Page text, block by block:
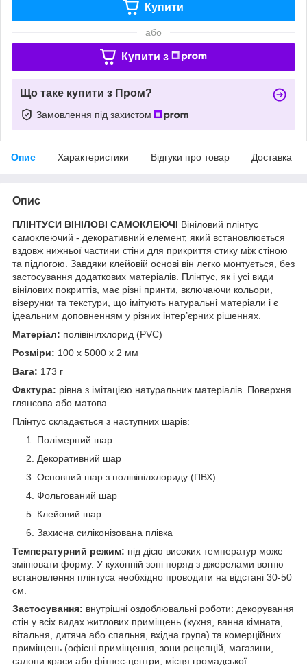
Купити
або
Купити з
Що таке купити з Пром?
Замовлення під захистом
Опис Характеристики Відгуки про товар Доставка
Опис
ПЛІНТУСИ ВІНІЛОВІ САМОКЛЕЮЧІ Вініловий плінтус
самоклеючий - декоративний елемент, який встановлюється
вздовж нижньої частини стіни для прикриття стику між стіною
та підлогою. Завдяки клейовій основі він легко монтується, без
застосування додаткових матеріалів. Плінтус, як і усі види
вінілових покриттів, має різні принти, включаючи кольори,
візерунки та текстури, що імітують натуральні матеріали і є
ідеальним доповненням у різних інтер’єрних рішеннях.
Матеріал: полівінілхлорид (PVC)
Розміри: 100 х 5000 х 2 мм
Вага: 173 г
Фактура: рівна з імітацією натуральних матеріалів. Поверхня
глянсова або матова.
Плінтус складається з наступних шарів:
Полімерний шар
Декоративний шар
Основний шар з полівінілхлориду (ПВХ)
Фольгований шар
Клейовий шар
Захисна силіконізована плівка
Температурний режим: під дією високих температур може
змінювати форму. У кухонній зоні поряд з джерелами вогню
встановлення плінтуса необхідно проводити на відстані 30-50
см.
Застосування: внутрішні оздоблювальні роботи: декорування
стін у всіх видах житлових приміщень (кухня, ванна кімната,
вітальня, дитяча або спальня, вхідна група) та комерційних
приміщень (офісні приміщення, зони рецепцій, магазини,
салони краси або фітнес-центри, місця громадської